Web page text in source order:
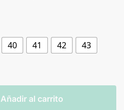
40 41 42
43
Añadir al carrito